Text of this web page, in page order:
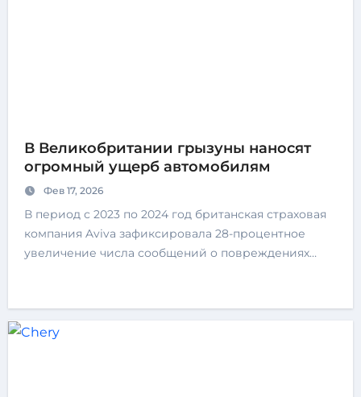
В Великобритании грызуны наносят
огромный ущерб автомобилям
Фев 17, 2026
В период с 2023 по 2024 год британская страховая
компания Aviva зафиксировала 28-процентное
увеличение числа сообщений о повреждениях…